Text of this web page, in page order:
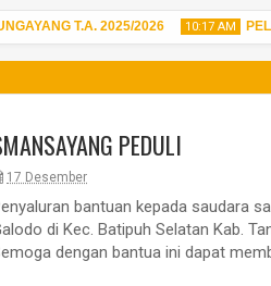
T.A. 2025/2026 10:17 AM
PEDULI
17 Desember
bantuan kepada saudara
di Kec. Batipuh Selatan Kab.
dengan bantua ini dapat